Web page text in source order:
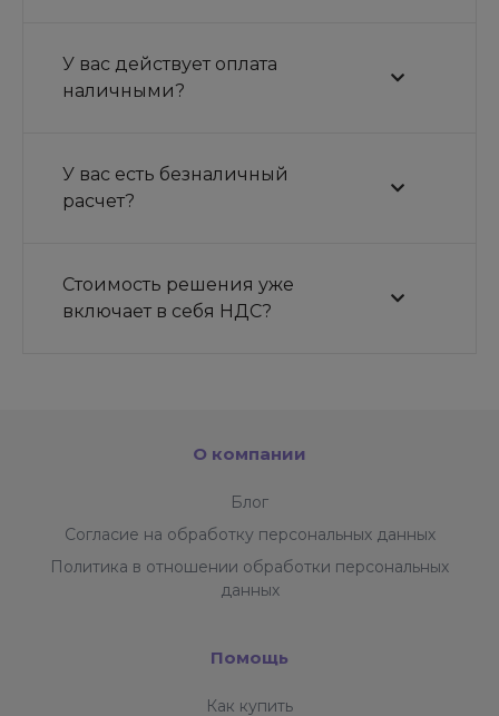
У вас действует оплата
наличными?
У вас есть безналичный
расчет?
Стоимость решения уже
включает в себя НДС?
О компании
Блог
Согласие на обработку персональных данных
Политика в отношении обработки персональных
данных
Помощь
Как купить